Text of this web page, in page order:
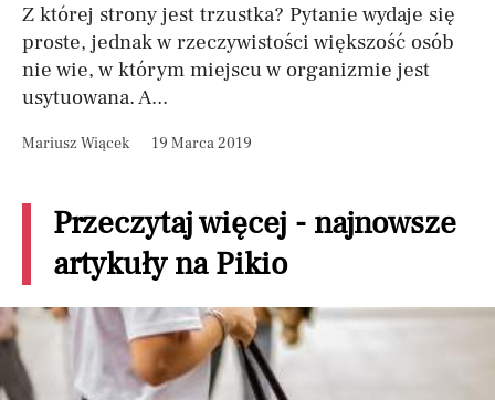
Z której strony jest trzustka? Pytanie wydaje się
proste, jednak w rzeczywistości większość osób
nie wie, w którym miejscu w organizmie jest
usytuowana. A...
Mariusz Wiącek 19 Marca 2019
Przeczytaj więcej - najnowsze
artykuły na Pikio